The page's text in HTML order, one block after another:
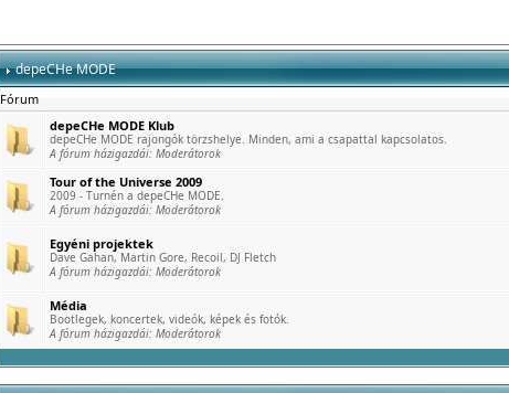
depeCHe MODE
Fórum
depeCHe MODE Klub
depeCHe MODE rajongók törzshelye. Minden, ami a csapattal kapcsolatos.
A fórum házigazdái: Moderátorok
Tour of the Universe 2009
2009 - Turnén a depeCHe MODE.
A fórum házigazdái: Moderátorok
Egyéni projektek
Dave Gahan, Martin Gore, Recoil, DJ Fletch
A fórum házigazdái: Moderátorok
Média
Bootlegek, koncertek, videók, képek és fotók.
A fórum házigazdái: Moderátorok